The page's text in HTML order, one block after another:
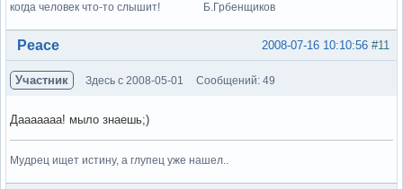
когда человек что-то слышит! Б.Грбенщиков
Вне форума #11
2008-07-16 10:10:56
Peace
Участник Здесь с 2008-05-01 Сообщений: 49
Дааааааа! мыло знаешь;)
Мудрец ищет истину, а глупец уже нашел..